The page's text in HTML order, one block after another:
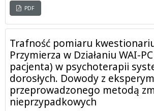
PDF
Trafność pomiaru
Przymierza w Działaniu WAI-
pacjenta) w psychoterapii
dorosłych. Dowody z
przeprowadzonego metodą
nieprzypadkowych